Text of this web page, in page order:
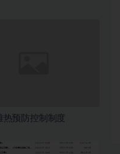
热预防控制制度